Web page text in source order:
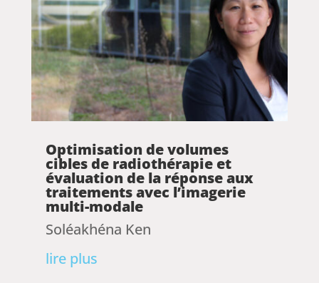
Optimisation de volumes
cibles de radiothérapie et
évaluation de la réponse aux
traitements avec l’imagerie
multi-modale
Soléakhéna Ken
lire plus